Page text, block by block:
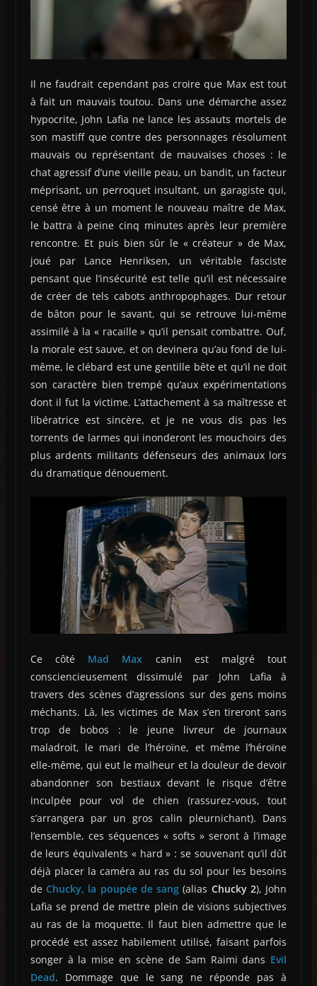
Il ne faudrait cependant pas croire que Max est tout
à fait un mauvais toutou. Dans une démarche assez
hypocrite, John Lafia ne lance les assauts mortels de
son mastiff que contre des personnages résolument
mauvais ou représentant de mauvaises choses : le
chat agressif d’une vieille peau, un bandit, un facteur
méprisant, un perroquet insultant, un garagiste qui,
censé être à un moment le nouveau maître de Max,
le battra à peine cinq minutes après leur première
rencontre. Et puis bien sûr le « créateur » de Max,
joué par Lance Henriksen, un véritable fasciste
pensant que l’insécurité est telle qu’il est nécessaire
de créer de tels cabots anthropophages. Dur retour
de bâton pour le savant, qui se retrouve lui-même
assimilé à la « racaille » qu’il pensait combattre. Ouf,
la morale est sauve, et on devinera qu’au fond de lui-
même, le clébard est une gentille bête et qu’il ne doit
son caractère bien trempé qu’aux expérimentations
dont il fut la victime. L’attachement à sa maîtresse et
libératrice est sincère, et je ne vous dis pas les
torrents de larmes qui inonderont les mouchoirs des
plus ardents militants défenseurs des animaux lors
du dramatique dénouement.
Ce côté Mad Max canin est malgré tout
consciencieusement dissimulé par John Lafia à
travers des scènes d’agressions sur des gens moins
méchants. Là, les victimes de Max s’en tireront sans
trop de bobos : le jeune livreur de journaux
maladroit, le mari de l’héroïne, et même l’héroïne
elle-même, qui eut le malheur et la douleur de devoir
abandonner son bestiaux devant le risque d’être
inculpée pour vol de chien (rassurez-vous, tout
s’arrangera par un gros calin pleurnichant). Dans
l’ensemble, ces séquences « softs » seront à l’image
de leurs équivalents « hard » : se souvenant qu’il dût
déjà placer la caméra au ras du sol pour les besoins
de Chucky, la poupée de sang (alias Chucky 2), John
Lafia se prend de mettre plein de visions subjectives
au ras de la moquette. Il faut bien admettre que le
procédé est assez habilement utilisé, faisant parfois
songer à la mise en scène de Sam Raimi dans Evil
Dead. Dommage que le sang ne réponde pas à